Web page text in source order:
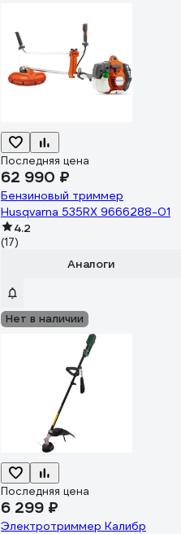
Последняя цена
62 990 ₽
Бензиновый триммер
Husqvarna 535RX 9666288-01
4.2
(17)
Аналоги
Нет в наличии
Последняя цена
6 299 ₽
Электротриммер Калибр